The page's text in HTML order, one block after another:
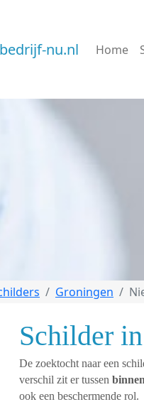
nu.nl Home
Groningen
Schilder
De zoektocht naar een
verschil zit er tussen
ook een beschermende rol.